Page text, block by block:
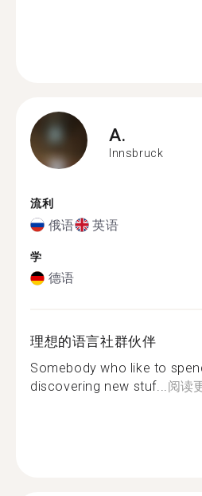
A.
Innsbruck
流利
俄语 英语
学
德语
理想的语言社群伙伴
Somebody who like to
discovering new stuf...阅读